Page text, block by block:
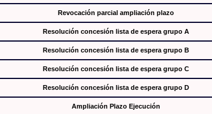
Revocación parcial ampliación plazo
Resolución concesión lista de espera grupo A
Resolución concesión lista de espera grupo B
Resolución concesión lista de espera grupo C
Resolución concesión lista de espera grupo D
Ampliación Plazo Ejecución